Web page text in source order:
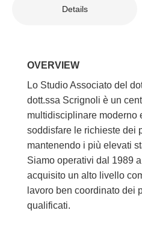
Details
OVERVIEW
Lo Studio Associato del
dott.ssa Scrignoli è un
multidisciplinare moderno
soddisfare le richieste dei
mantenendo i più elevati
Siamo operativi dal 1989
acquisito un alto livello
lavoro ben coordinato dei
qualificati.